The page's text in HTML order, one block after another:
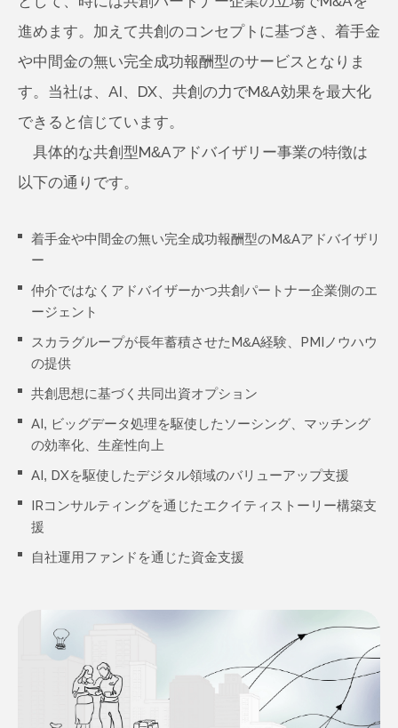
進めます。加えて共創のコンセプトに基づき、着手金
や中間金の無い完全成功報酬型のサービスとなりま
す。当社は、AI、DX、共創の力でM&A効果を最大化
できると信じています。
具体的な共創型M&Aアドバイザリー事業の特徴は
以下の通りです。
着手金や中間金の無い完全成功報酬型のM&Aアドバイザリ
ー
仲介ではなくアドバイザーかつ共創パートナー企業側のエ
ージェント
スカラグループが長年蓄積させたM&A経験、PMIノウハウ
の提供
共創思想に基づく共同出資オプション
AI, ビッグデータ処理を駆使したソーシング、マッチング
の効率化、生産性向上
AI, DXを駆使したデジタル領域のバリューアップ支援
IRコンサルティングを通じたエクイティストーリー構築支
援
自社運用ファンドを通じた資金支援